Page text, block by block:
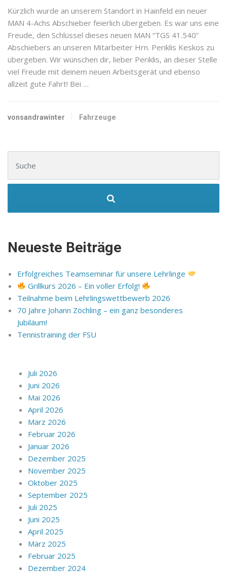
Kürzlich wurde an unserem Standort in Hainfeld ein neuer
MAN 4-Achs Abschieber feierlich übergeben. Es war uns eine
Freude, den Schlüssel dieses neuen MAN “TGS 41.540”
Abschiebers an unseren Mitarbeiter Hrn. Periklis Keskos zu
übergeben. Wir wünschen dir, lieber Periklis, an dieser Stelle
viel Freude mit deinem neuen Arbeitsgerät und ebenso
allzeit gute Fahrt! Bei …
vonsandrawinter Fahrzeuge
Neueste Beiträge
Erfolgreiches Teamseminar für unsere Lehrlinge
Grillkurs 2026 – Ein voller Erfolg!
Teilnahme beim Lehrlingswettbewerb 2026
70 Jahre Johann Zöchling – ein ganz besonderes
Jubiläum!
Tennistraining der FSU
Juli 2026
Juni 2026
Mai 2026
April 2026
März 2026
Februar 2026
Januar 2026
Dezember 2025
November 2025
Oktober 2025
September 2025
Juli 2025
Juni 2025
April 2025
März 2025
Februar 2025
Dezember 2024